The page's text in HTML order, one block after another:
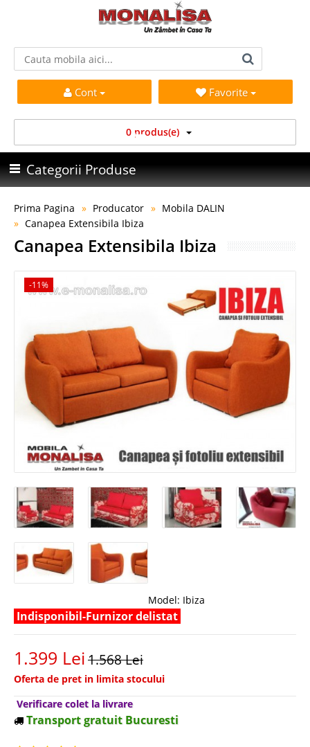
Cont Favorite
0 produs(e)
Categorii Produse
Prima Pagina Producator
Mobila DALIN
Canapea Extensibila Ibiza
Canapea Extensibila Ibiza
-11%
Model: Ibiza
Indisponibil-Furnizor delistat
1.399 Lei1.568 Lei
Oferta de pret in limita stocului
Verificare colet la livrare
Transport gratuit Bucuresti